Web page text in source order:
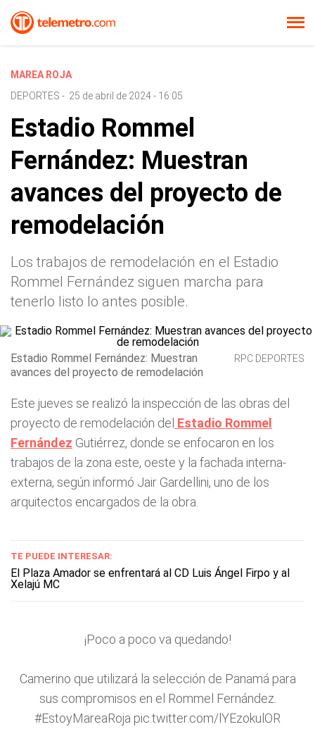
MAREA ROJA
DEPORTES - 25 de abril de 2024 - 16:05
Estadio Rommel
Fernández: Muestran
avances del proyecto de
remodelación
Los trabajos de remodelación en el Estadio
Rommel Fernández siguen marcha para
tenerlo listo lo antes posible.
Estadio Rommel Fernández: Muestran
avances del proyecto de remodelación
RPC DEPORTES
Este jueves se realizó la inspección de las obras del
proyecto de remodelación del Estadio Rommel
Fernández Gutiérrez, donde se enfocaron en los
trabajos de la zona este, oeste y la fachada interna-
externa, según informó Jair Gardellini, uno de los
arquitectos encargados de la obra.
TE PUEDE INTERESAR:
El Plaza Amador se enfrentará al CD Luis Ángel Firpo y al
Xelajú MC
¡Poco a poco va quedando!
Camerino que utilizará la selección de Panamá para
sus compromisos en el Rommel Fernández.
#EstoyMareaRoja pic.twitter.com/lYEzokulOR